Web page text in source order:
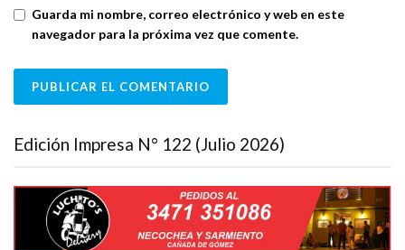
Guarda mi nombre, correo electrónico y web en este
navegador para la próxima vez que comente.
Edición Impresa N° 122 (Julio 2026)